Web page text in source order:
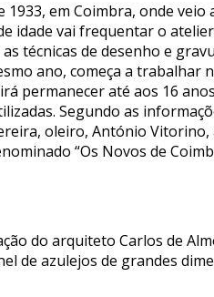
em Coimbra, onde veio
idade vai frequentar o
técnicas de desenho e
ano, começa a trabalhar
permanecer até aos 16
Segundo as
oleiro, António
“Os Novos de
do arquiteto Carlos de
de azulejos de grandes